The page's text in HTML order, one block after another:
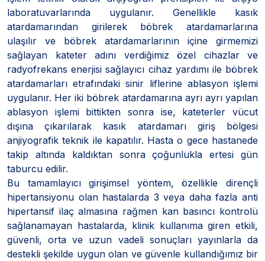
laboratuvarlarında uygulanır. Genellikle kasık
atardamarından girilerek böbrek atardamarlarına
ulaşılır ve böbrek atardamarlarının içine girmemizi
sağlayan kateter adını verdiğimiz özel cihazlar ve
radyofrekans enerjisi sağlayıcı cihaz yardımı ile böbrek
atardamarları etrafındaki sinir liflerine ablasyon işlemi
uygulanır. Her iki böbrek atardamarına ayrı ayrı yapılan
ablasyon işlemi bittikten sonra ise, kateterler vücut
dışına çıkarılarak kasık atardamarı giriş bölgesi
anjiyografik teknik ile kapatılır. Hasta o gece hastanede
takip altında kaldıktan sonra çoğunlukla ertesi gün
taburcu edilir.
Bu tamamlayıcı girişimsel yöntem, özellikle dirençli
hipertansiyonu olan hastalarda 3 veya daha fazla anti
hipertansif ilaç almasına rağmen kan basıncı kontrolü
sağlanamayan hastalarda, klinik kullanıma giren etkili,
güvenli, orta ve uzun vadeli sonuçları yayınlarla da
destekli şekilde uygun olan ve güvenle kullandığımız bir